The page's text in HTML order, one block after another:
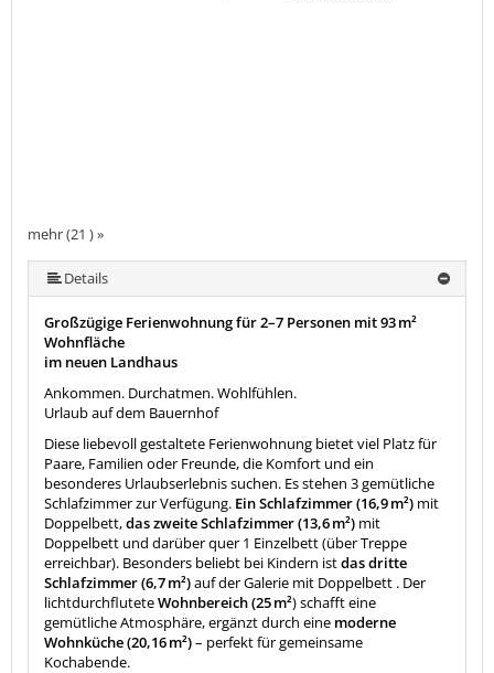
mehr (21 ) »
mehr (21 ) »
mehr (21 ) »
mehr (21 ) »
mehr (21 ) »
mehr (21 ) »
mehr (21 ) »
mehr (21 ) »
mehr (21 ) »
mehr (21 ) »
mehr (21 ) »
mehr (21 ) »
mehr (21 ) »
mehr (21 ) »
mehr (21 ) »
mehr (21 ) »
mehr (21 ) »
mehr (21 ) »
Details
Großzügige Ferienwohnung für 2–7 Personen mit 93 m²
Wohnfläche
im neuen Landhaus
Ankommen. Durchatmen. Wohlfühlen.
Urlaub auf dem Bauernhof
Diese liebevoll gestaltete Ferienwohnung bietet viel Platz für
Paare, Familien oder Freunde, die Komfort und ein
besonderes Urlaubserlebnis suchen. Es stehen 3 gemütliche
Schlafzimmer zur Verfügung. Ein Schlafzimmer (16,9 m²) mit
Doppelbett,das zweite Schlafzimmer (13,6 m²) mit
Doppelbett und darüber quer 1 Einzelbett (über Treppe
erreichbar). Besonders beliebt bei Kindern istdas dritte
Schlafzimmer (6,7 m²)auf der Galerie mit Doppelbett . Der
lichtdurchfluteteWohnbereich (25 m²) schafft eine
gemütliche Atmosphäre, ergänzt durch eine moderne
Wohnküche (20,16 m²)– perfekt für gemeinsame
Kochabende.